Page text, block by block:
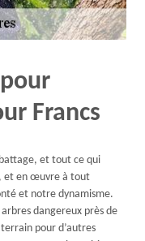
Francs
et tout ce qui
et en œuvre à tout
et notre dynamisme.
dangereux près de
pour d’autres